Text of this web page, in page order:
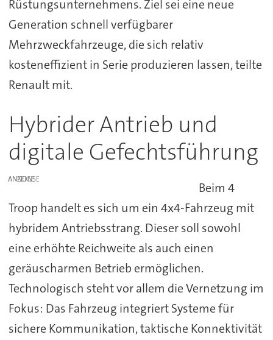
Rüstungsunternehmens. Ziel sei eine neue
Generation schnell verfügbarer
Mehrzweckfahrzeuge, die sich relativ
kosteneffizient in Serie produzieren lassen, teilte
Renault mit.
Hybrider Antrieb und
digitale Gefechtsführung
ANZEIGE
Beim 4
Troop handelt es sich um ein 4x4-Fahrzeug mit
hybridem Antriebsstrang. Dieser soll sowohl
eine erhöhte Reichweite als auch einen
geräuscharmen Betrieb ermöglichen.
Technologisch steht vor allem die Vernetzung im
Fokus: Das Fahrzeug integriert Systeme für
sichere Kommunikation, taktische Konnektivität